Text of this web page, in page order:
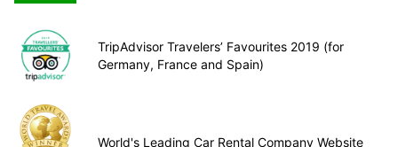
TripAdvisor Travelers’ Favourites 2019 (for
Germany, France and Spain)
World's Leading Car Rental Company Website